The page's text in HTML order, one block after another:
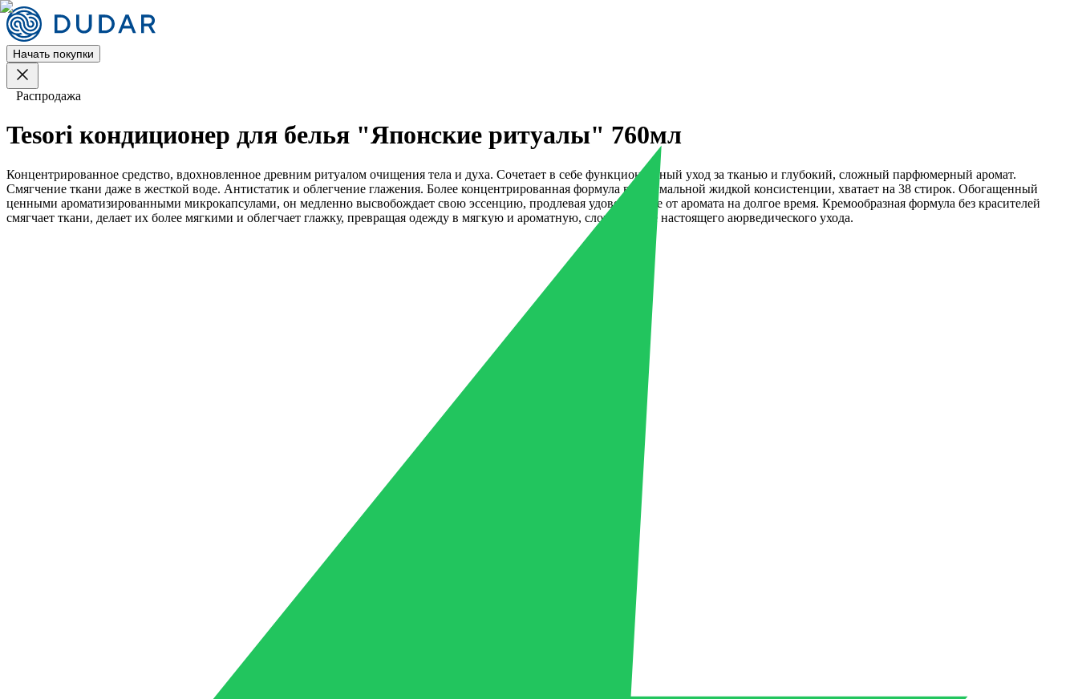
Начать покупки
Распродажа
Tesori кондиционер для белья "Японские ритуалы" 760мл
Концентрированное средство, вдохновленное древним ритуалом очищения тела и духа. Сочетает в себе функциональный уход за тканью и глубокий, сложный парфюмерный аромат.
Смягчение ткани даже в жесткой воде. Антистатик и облегчение глажения. Более концентрированная формула в оптимальной жидкой консистенции, хватает на 38 стирок. Обогащенный
ценными ароматизированными микрокапсулами, он медленно высвобождает свою эссенцию, продлевая удовольствие от аромата на долгое время. Кремообразная формула без красителей
смягчает ткани, делает их более мягкими и облегчает глажку, превращая одежду в мягкую и ароматную, словно после настоящего аюрведического ухода.